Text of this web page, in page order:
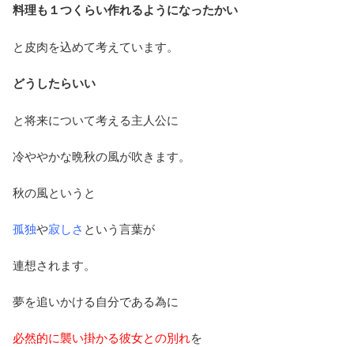
料理も１つくらい作れるようになったかい
と皮肉を込めて考えています。
どうしたらいい
と将来について考える主人公に
冷ややかな晩秋の風が吹きます。
秋の風というと
孤独や寂しさ という言葉が
連想されます。
夢を追いかける自分である為に
必然的に襲い掛かる彼女との別れを